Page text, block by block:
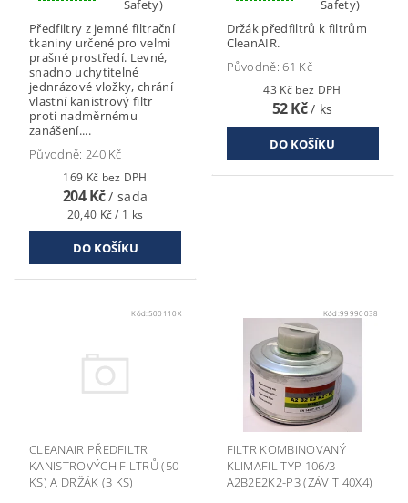
Safety)
Předfiltry z jemné filtrační
tkaniny určené pro velmi
prašné prostředí. Levné,
snadno uchytitelné
jednrázové vložky, chrání
vlastní kanistrový filtr
proti nadměrnému
zanášení....
Původně: 240 Kč
169 Kč bez DPH
204 Kč/ sada
20,40 Kč / 1 ks
Safety)
Držák předfiltrů k filtrům
CleanAIR.
Původně:61 Kč
43 Kč bez DPH
52 Kč/ ks
Kód: 500110X
CLEANAIR PŘEDFILTR
KANISTROVÝCH FILTRŮ (50
KS) A DRŽÁK (3 KS)
Kód: 99990038
FILTR KOMBINOVANÝ
KLIMAFIL TYP 106/3
A2B2E2K2-P3 (ZÁVIT 40X4)